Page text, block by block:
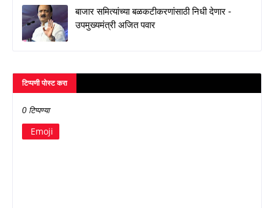
बाजार समित्यांच्या बळकटीकरणांसाठी निधी देणार -
उपमुख्यमंत्री अजित पवार
टिप्पणी पोस्ट करा
0 टिप्पण्या
Emoji